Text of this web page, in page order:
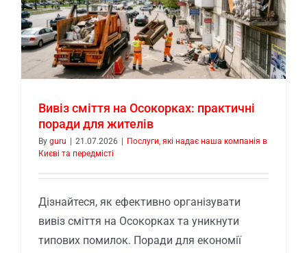
Вивіз сміття на Осокорках: практичні
поради для жителів
By guru | 21.07.2026 | Послуги, які надає наша компанія в
Києві та передмісті
Дізнайтеся, як ефективно організувати
вивіз сміття на Осокорках та уникнути
типових помилок. Поради для економії